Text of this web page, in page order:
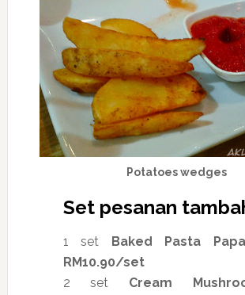
Potatoes wedges
Set pesanan
1 set
Baked Pasta
RM10.90/set
2 set Cream